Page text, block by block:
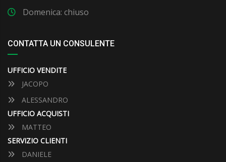
Domenica: chiuso
CONTATTA UN CONSULENTE
UFFICIO VENDITE
JACOPO
ALESSANDRO
UFFICIO ACQUISTI
MATTEO
SERVIZIO CLIENTI
DANIELE